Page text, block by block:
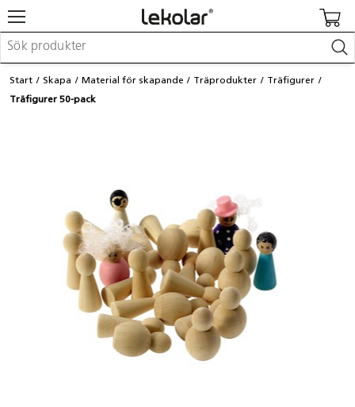
Möbler & inredning
Lekplatsutrustning & utemiljö
Logga in / Registrera dig
Hitta din säljare
Kontakta Lekolar
Start Skapa Material för skapande Träprodukter
Träfigurer
Träfigurer 50-pack